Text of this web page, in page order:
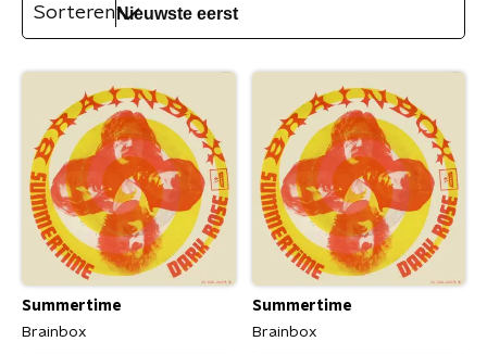
Sorteren
Summertime
Brainbox
Summertime
Brainbox